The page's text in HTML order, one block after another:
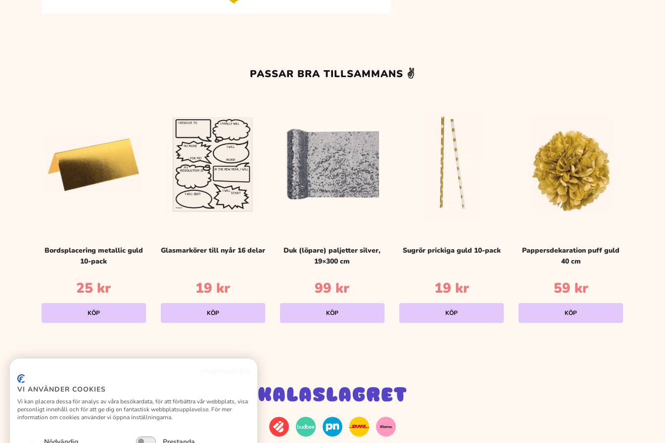
PASSAR BRA TILLSAMMANS ✌️
Bordsplacering metallic guld
10-pack
25 kr
KÖP
Glasmarkörer till nyår 16 delar
19 kr
KÖP
Duk (löpare) paljetter silver,
19×300 cm
99 kr
KÖP
Sugrör prickiga guld 10-pack
19 kr
KÖP
Pappersdekaration puff guld
40 cm
59 kr
KÖP
KALASLAGRET
VI ANVÄNDER COOKIES
Vi kan placera dessa för analys av våra besökardata, för att förbättra vår webbplats, visa
personligt innehåll och för att ge dig en fantastisk webbplatsupplevelse. För mer
information om cookies använder vi öppna inställningarna.